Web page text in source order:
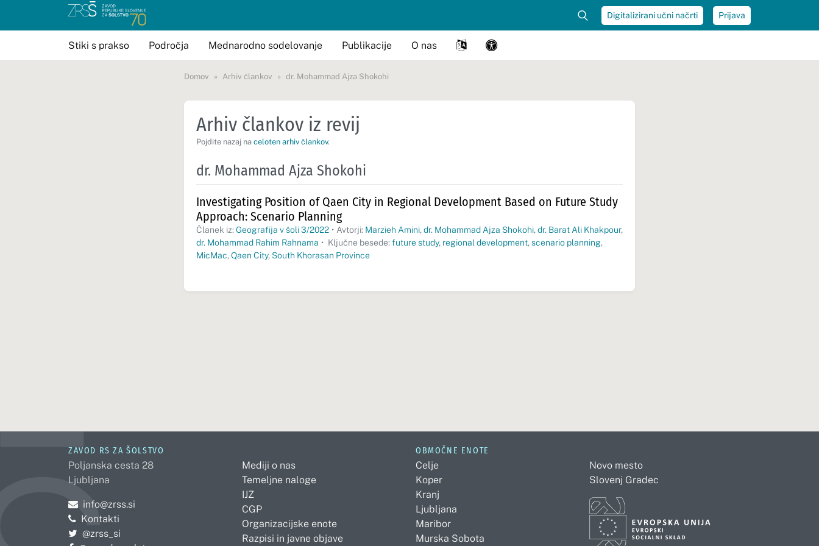
Digitalizirani učni načrti Prijava
Stiki s prakso Področja Mednarodno sodelovanje Publikacije O nas
Domov Arhiv člankov dr. Mohammad Ajza Shokohi
Arhiv člankov iz revij
Pojdite nazaj na celoten arhiv člankov.
dr. Mohammad Ajza Shokohi
Investigating Position of Qaen City in Regional Development Based on Future Study
Approach: Scenario Planning
Članek iz: Geografija v šoli 3/2022 • Avtorji: Marzieh Amini, dr. Mohammad Ajza Shokohi, dr. Barat Ali Khakpour,
dr. Mohammad Rahim Rahnama • Ključne besede: future study, regional development, scenario planning,
MicMac, Qaen City, South Khorasan Province
ZAVOD RS ZA ŠOLSTVO
Poljanska cesta 28
Ljubljana
Pošljite e-mail na
info@zrss.si
Kontakti
Pojdite na Twitter:
@zrss_si
Mediji o nas
Temeljne naloge
IJZ
CGP
Organizacijske enote
Razpisi in javne objave
OBMOČNE ENOTE
Celje
Koper
Kranj
Ljubljana
Maribor
Murska Sobota
Novo mesto
Slovenj Gradec